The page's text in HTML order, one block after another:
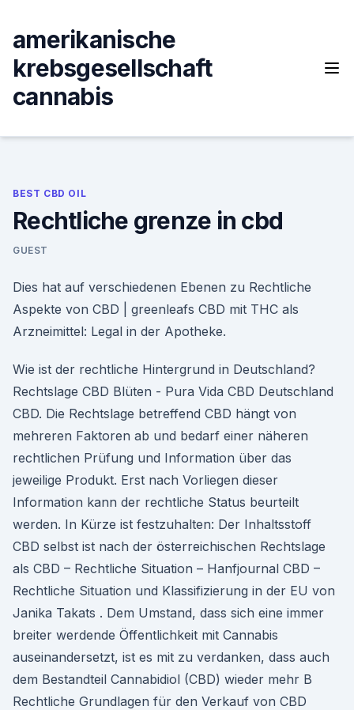
content
amerikanische
krebsgesellschaft
cannabis
BEST CBD OIL
Rechtliche grenze in cbd
GUEST
Dies hat auf verschiedenen Ebenen zu Rechtliche
Aspekte von CBD | greenleafs CBD mit THC als
Arzneimittel: Legal in der Apotheke.
Wie ist der rechtliche Hintergrund in Deutschland?
Rechtslage CBD Blüten - Pura Vida CBD Deutschland
CBD. Die Rechtslage betreffend CBD hängt von
mehreren Faktoren ab und bedarf einer näheren
rechtlichen Prüfung und Information über das
jeweilige Produkt. Erst nach Vorliegen dieser
Information kann der rechtliche Status beurteilt
werden. In Kürze ist festzuhalten: Der Inhaltsstoff
CBD selbst ist nach der österreichischen Rechtslage
als CBD – Rechtliche Situation – Hanfjournal CBD –
Rechtliche Situation und Klassifizierung in der EU von
Janika Takats . Dem Umstand, dass sich eine immer
breiter werdende Öffentlichkeit mit Cannabis
auseinandersetzt, ist es mit zu verdanken, dass auch
dem Bestandteil Cannabidiol (CBD) wieder mehr B
Rechtliche Grundlagen für den Verkauf von CBD